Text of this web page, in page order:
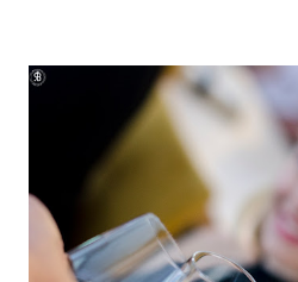
lakott, bővelkedik régészeti
melyeket a város a mai napig
meg is mutat a világnak. A
határában húzódó halomsírokra
tekinteni a régészeti parkban. De
érdemes megállni a gyönyörűen